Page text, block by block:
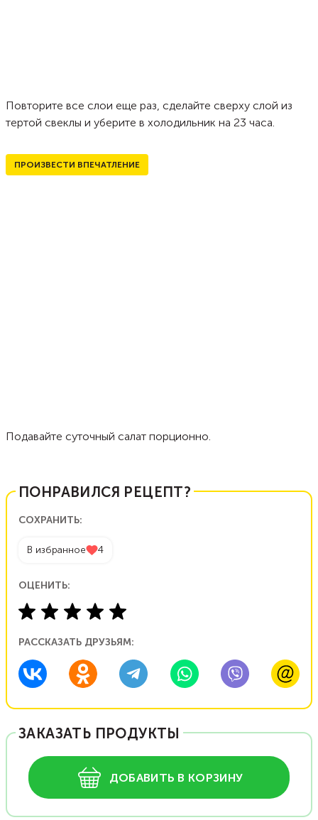
Повторите все слои еще раз, сделайте сверху слой из
тертой свеклы и уберите в холодильник на 23 часа.
ПРОИЗВЕСТИ ВПЕЧАТЛЕНИЕ
Подавайте суточный салат порционно.
ПОНРАВИЛСЯ РЕЦЕПТ?
СОХРАНИТЬ:
В избранное 4
ОЦЕНИТЬ:
РАССКАЗАТЬ ДРУЗЬЯМ:
ЗАКАЗАТЬ ПРОДУКТЫ
ДОБАВИТЬ В КОРЗИНУ